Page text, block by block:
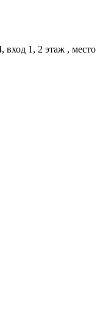
вход 1, 2 этаж , место